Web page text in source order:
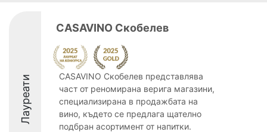
Лауреати
CASAVINO Скобелев
CASAVINO Скобелев представлява
част от реномирана верига магазини,
специализирана в продажбата на
вино, където се предлага щателно
подбран асортимент от напитки.